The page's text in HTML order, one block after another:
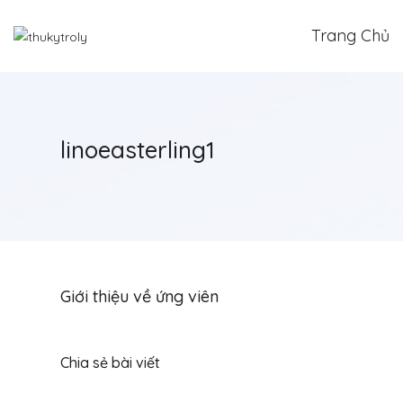
Trang Chủ
linoeasterling1
Giới thiệu về ứng viên
Chia sẻ bài viết